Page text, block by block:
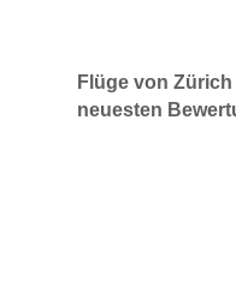
Flüge von
neuesten